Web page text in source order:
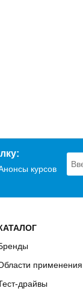
курсов
применения
драйвы